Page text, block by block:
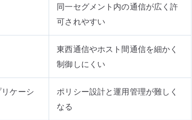
同一セグメント内の通信が広く許
可されやすい
東西通信やホスト間通信を細かく
制御しにくい
ケーシ
ポリシー設計と運用管理が難しく
なる